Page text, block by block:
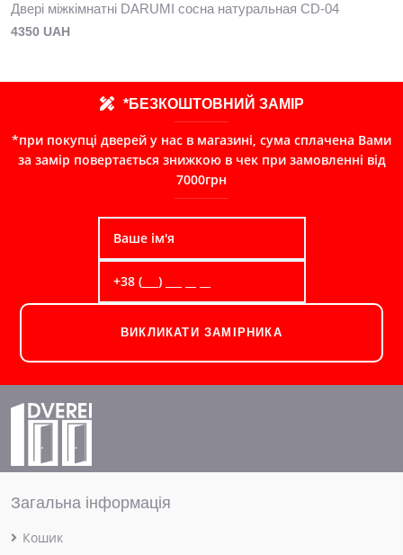
Двері міжкімнатні DARUMI сосна натуральная СD-04
4350 UAH
*БЕЗКОШТОВНИЙ ЗАМІР
*при покупці дверей у нас в магазині, сума сплачена Вами
за замір повертається знижкою в чек при замовленні від
7000грн
ВИКЛИКАТИ ЗАМІРНИКА
Загальна інформація
Кошик